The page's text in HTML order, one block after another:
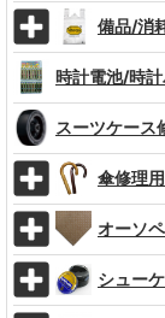
備品/消
時計電池/時
スーツケー
傘修理
オーソ
シュー